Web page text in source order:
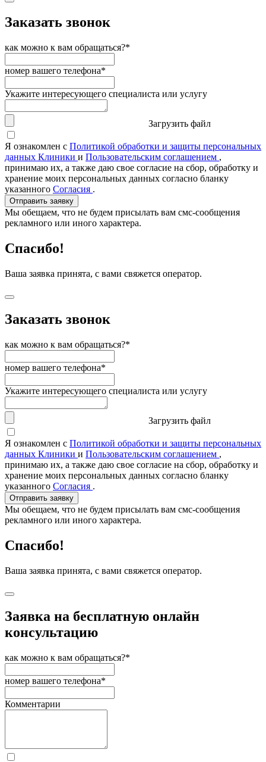
Заказать звонок
как можно к вам обращаться?*
номер вашего телефона*
Укажите интересующего специалиста или услугу
Загрузить файл
Я ознакомлен с Политикой обработки и защиты персональных
данных Клиники и Пользовательским соглашением ,
принимаю их, а также даю свое согласие на сбор, обработку и
хранение моих персональных данных согласно бланку
указанного Согласия .
Отправить заявку
Мы обещаем, что не будем присылать вам смс-сообщения
рекламного или иного характера.
Спасибо!
Ваша заявка принята, с вами свяжется оператор.
Заказать звонок
как можно к вам обращаться?*
номер вашего телефона*
Укажите интересующего специалиста или услугу
Загрузить файл
Я ознакомлен с Политикой обработки и защиты персональных
данных Клиники и Пользовательским соглашением ,
принимаю их, а также даю свое согласие на сбор, обработку и
хранение моих персональных данных согласно бланку
указанного Согласия .
Отправить заявку
Мы обещаем, что не будем присылать вам смс-сообщения
рекламного или иного характера.
Спасибо!
Ваша заявка принята, с вами свяжется оператор.
Заявка на бесплатную онлайн
консультацию
как можно к вам обращаться?*
номер вашего телефона*
Комментарии